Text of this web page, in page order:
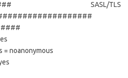
SASL/TLS
= noanonymous